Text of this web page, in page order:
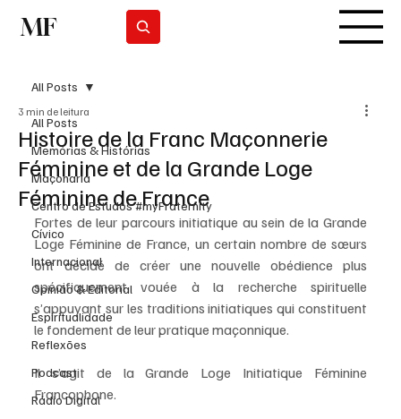
MF
All Posts
Memórias & Histórias
Maçonaria
Centro de Estudos #myFraternity
Cívico
Internacional
Opinião & Editorial
Espiritualidade
Reflexões
Podcast
Rádio Digital
All Posts
Histoire de la Franc Maçonnerie
Féminine et de la Grande Loge
Féminine de France
3 min de leitura
Fortes de leur parcours initiatique au sein de la Grande
Loge Féminine de France, un certain nombre de sœurs
ont décidé de créer une nouvelle obédience plus
spécifiquement vouée à la recherche spirituelle
s’appuyant sur les traditions initiatiques qui constituent
le fondement de leur pratique maçonnique.
Il s’agit de la Grande Loge Initiatique Féminine
Francophone.